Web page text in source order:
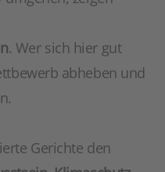
. Wer sich hier gut
abheben und
Gerichte den